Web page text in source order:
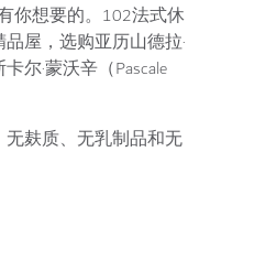
你想要的。102法式休
屋，选购亚历山德拉·
尔·蒙沃辛（Pascale
麸质、无乳制品和无